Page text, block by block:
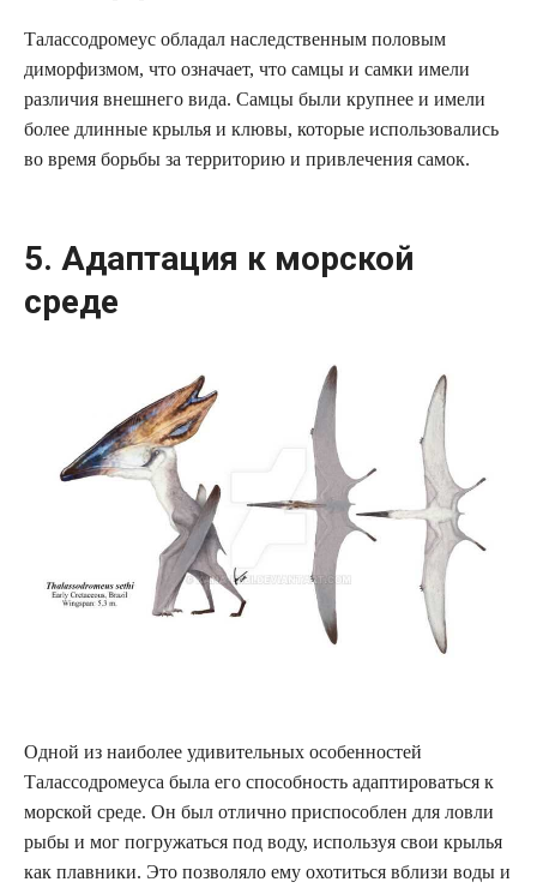
Талассодромеус обладал наследственным половым
диморфизмом, что означает, что самцы и самки имели
различия внешнего вида. Самцы были крупнее и имели
более длинные крылья и клювы, которые использовались
во время борьбы за территорию и привлечения самок.
5. Адаптация к морской
среде
Одной из наиболее удивительных особенностей
Талассодромеуса была его способность адаптироваться к
морской среде. Он был отлично приспособлен для ловли
рыбы и мог погружаться под воду, используя свои крылья
как плавники. Это позволяло ему охотиться вблизи воды и